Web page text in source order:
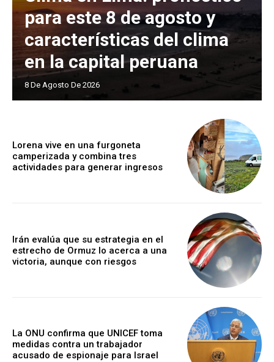
para este 8 de agosto y
características del clima
en la capital peruana
8 De Agosto De 2026
Lorena vive en una furgoneta
camperizada y combina tres
actividades para generar ingresos
Irán evalúa que su estrategia en el
estrecho de Ormuz lo acerca a una
victoria, aunque con riesgos
La ONU confirma que UNICEF toma
medidas contra un trabajador
acusado de espionaje para Israel